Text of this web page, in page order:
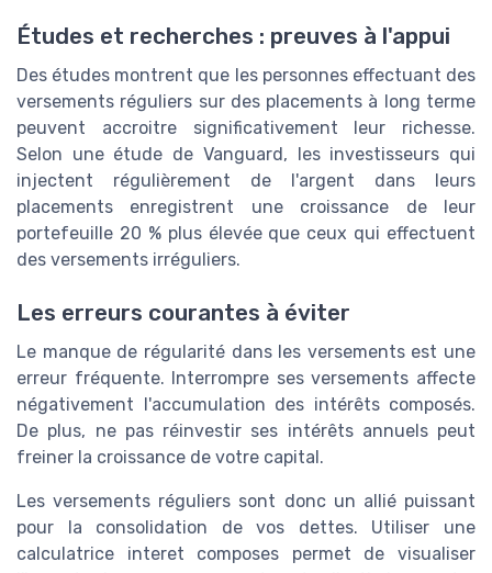
Études et recherches : preuves à l'appui
Des études montrent que les personnes effectuant des
versements réguliers sur des placements à long terme
peuvent accroitre significativement leur richesse.
Selon une étude de Vanguard, les investisseurs qui
injectent régulièrement de l'argent dans leurs
placements enregistrent une croissance de leur
portefeuille 20 % plus élevée que ceux qui effectuent
des versements irréguliers.
Les erreurs courantes à éviter
Le manque de régularité dans les versements est une
erreur fréquente. Interrompre ses versements affecte
négativement l'accumulation des intérêts composés.
De plus, ne pas réinvestir ses intérêts annuels peut
freiner la croissance de votre capital.
Les versements réguliers sont donc un allié puissant
pour la consolidation de vos dettes. Utiliser une
calculatrice interet composes permet de visualiser